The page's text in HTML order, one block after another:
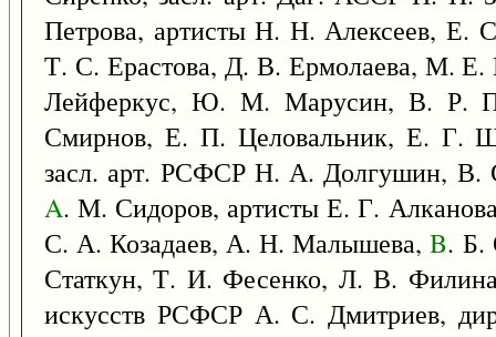
Петрова, артисты Н. Н. Алексеев, Е.
Т. С. Ерастова, Д. В. Ермолаева, М.
Лейферкус, Ю. М. Марусин, В. Р.
Смирнов, Е. П. Целовальник, Е. Г.
засл. арт. РСФСР Н. А. Долгушин,
A. М. Сидоров, артисты Е. Г.
С. А. Козадаев, А. Н. Малышева,B. Б.
Статкун, Т. И. Фесенко, Л. В.
искусств РСФСР А. С. Дмитриев,